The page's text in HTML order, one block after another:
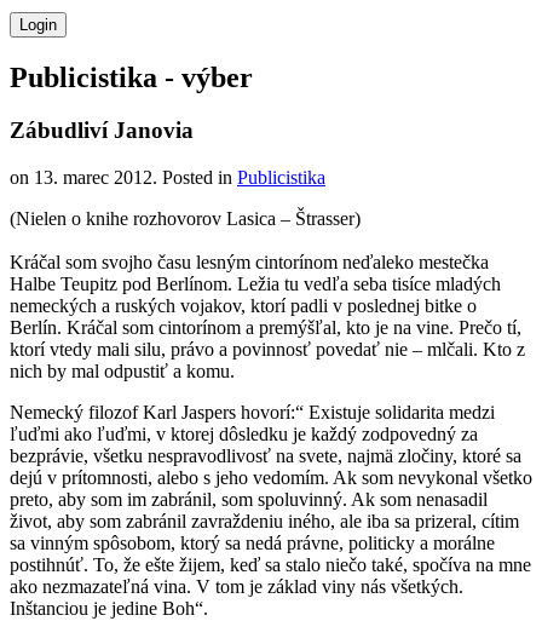
Publicistika - výber
Zábudliví Janovia
on 13. marec 2012. Posted in Publicistika
(Nielen o knihe rozhovorov Lasica – Štrasser)
Kráčal som svojho času lesným cintorínom neďaleko mestečka
Halbe Teupitz pod Berlínom. Ležia tu vedľa seba tisíce mladých
nemeckých a ruských vojakov, ktorí padli v poslednej bitke o
Berlín. Kráčal som cintorínom a premýšľal, kto je na vine. Prečo tí,
ktorí vtedy mali silu, právo a povinnosť povedať nie – mlčali. Kto z
nich by mal odpustiť a komu.
Nemecký filozof Karl Jaspers hovorí:“ Existuje solidarita medzi
ľuďmi ako ľuďmi, v ktorej dôsledku je každý zodpovedný za
bezprávie, všetku nespravodlivosť na svete, najmä zločiny, ktoré sa
dejú v prítomnosti, alebo s jeho vedomím. Ak som nevykonal všetko
preto, aby som im zabránil, som spoluvinný. Ak som nenasadil
život, aby som zabránil zavraždeniu iného, ale iba sa prizeral, cítim
sa vinným spôsobom, ktorý sa nedá právne, politicky a morálne
postihnúť. To, že ešte žijem, keď sa stalo niečo také, spočíva na mne
ako nezmazateľná vina. V tom je základ viny nás všetkých.
Inštanciou je jedine Boh“.